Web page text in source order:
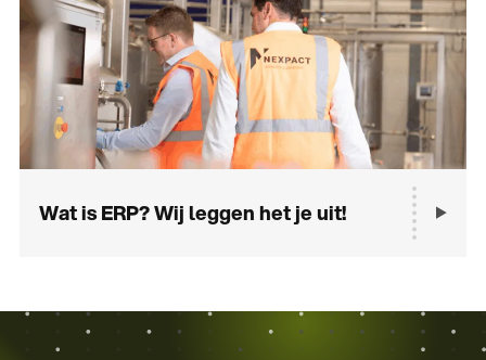
Wat is ERP? Wij leggen het je uit!